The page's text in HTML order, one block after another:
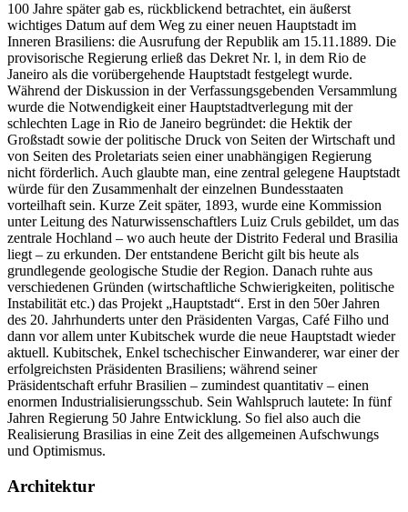
100 Jahre später gab es, rückblickend betrachtet, ein äußerst
wichtiges Datum auf dem Weg zu einer neuen Hauptstadt im
Inneren Brasiliens: die Ausrufung der Republik am 15.11.1889. Die
provisorische Regierung erließ das Dekret Nr. l, in dem Rio de
Janeiro als die vorübergehende Hauptstadt festgelegt wurde.
Während der Diskussion in der Verfassungsgebenden Versammlung
wurde die Notwendigkeit einer Hauptstadtverlegung mit der
schlechten Lage in Rio de Janeiro begründet: die Hektik der
Großstadt sowie der politische Druck von Seiten der Wirtschaft und
von Seiten des Proletariats seien einer unabhängigen Regierung
nicht förderlich. Auch glaubte man, eine zentral gelegene Hauptstadt
würde für den Zusammenhalt der einzelnen Bundesstaaten
vorteilhaft sein. Kurze Zeit später, 1893, wurde eine Kommission
unter Leitung des Naturwissenschaftlers Luiz Cruls gebildet, um das
zentrale Hochland – wo auch heute der Distrito Federal und Brasilia
liegt – zu erkunden. Der entstandene Bericht gilt bis heute als
grundlegende geologische Studie der Region. Danach ruhte aus
verschiedenen Gründen (wirtschaftliche Schwierigkeiten, politische
Instabilität etc.) das Projekt „Hauptstadt“. Erst in den 50er Jahren
des 20. Jahrhunderts unter den Präsidenten Vargas, Café Filho und
dann vor allem unter Kubitschek wurde die neue Hauptstadt wieder
aktuell. Kubitschek, Enkel tschechischer Einwanderer, war einer der
erfolgreichsten Präsidenten Brasiliens; während seiner
Präsidentschaft erfuhr Brasilien – zumindest quantitativ – einen
enormen Industrialisierungsschub. Sein Wahlspruch lautete: In fünf
Jahren Regierung 50 Jahre Entwicklung. So fiel also auch die
Realisierung Brasilias in eine Zeit des allgemeinen Aufschwungs
und Optimismus.
Architektur